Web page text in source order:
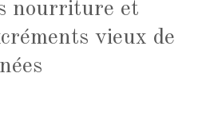
nourriture et
vieux de